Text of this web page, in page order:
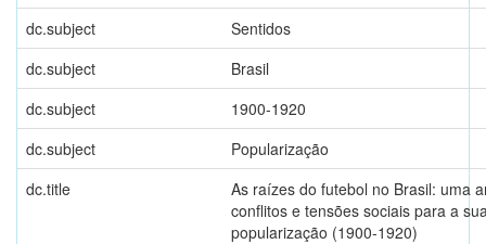
dc.subject
Sentidos
dc.subject
Brasil
dc.subject
1900-1920
dc.subject
Popularização
dc.title
As raízes do futebol no Brasil: uma
conflitos e tensões sociais para a
popularização (1900-1920)